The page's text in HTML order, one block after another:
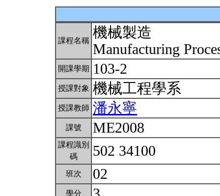
課程名稱 機械製造
Manufacturing
開課學期 103-2
授課對象 機械工程學系
授課教師 潘永寧
課號 ME2008
課程識別
碼
502 34100
班次 02
學分